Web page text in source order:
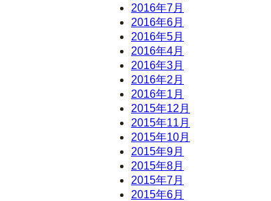
2016年7月
2016年6月
2016年5月
2016年4月
2016年3月
2016年2月
2016年1月
2015年12月
2015年11月
2015年10月
2015年9月
2015年8月
2015年7月
2015年6月